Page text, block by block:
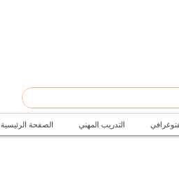
الصفحة الرئيسية التدريب المهني